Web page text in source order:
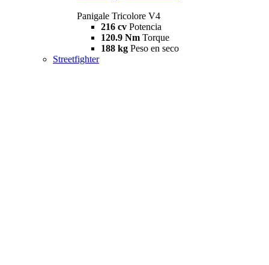
Panigale Tricolore V4
216 cv Potencia
120.9 Nm Torque
188 kg Peso en seco
Streetfighter